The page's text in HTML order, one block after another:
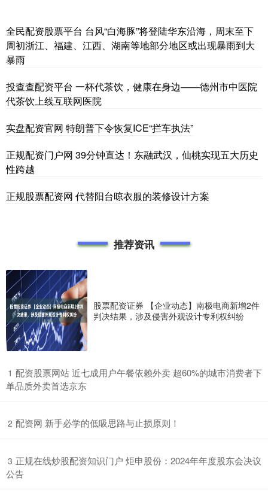
全民配资股票平台 台风“白海豚”将登陆华东沿海，周末至下
周初浙江、福建、江西、湖南等地部分地区或出现暴雨到大
暴雨
投查查配资平台 一杯代茶饮，健康在身边——德州市中医院
代茶饮上线互联网医院
实盘配资官网 特朗普下令恢复ICE“拦车执法”
正规配资门户网 39分钟直达！东融武汉，仙桃实现五大历史
性跨越
正规股票配资网 代替阳台晾衣服的装修设计方案
推荐资讯
股票配资证券 【企业动态】南极电商新增2件
判决结果，涉及侵害外观设计专利权纠纷
1 ​配资股票网站 近七成用户午餐依赖外卖 超60%的城市消费者下
单品质外卖首选京东
2 ​配资网 新手必学的低吸思路与止损原则！
3 ​正规在线炒股配资知识门户 炬申股份：2024年年度股东会决议
公告